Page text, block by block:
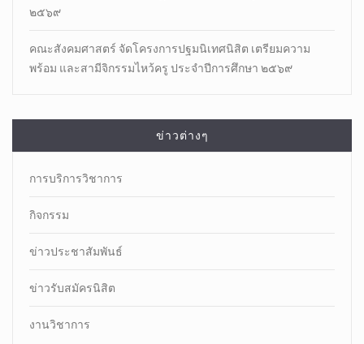
๒๕๖๙
คณะสังคมศาสตร์ จัดโครงการปฐมนิเทศนิสิต เตรียมความ
พร้อม และสามีจิกรรมไหว้ครู ประจำปีการศึกษา ๒๕๖๙
ข่าวต่างๆ
การบริการวิชาการ
กิจกรรม
ข่าวประชาสัมพันธ์
ข่าวรับสมัครนิสิต
งานวิชาการ